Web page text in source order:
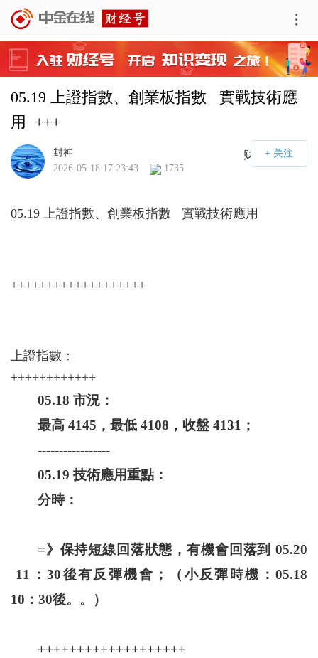
05.19 上證指數、創業板指數   實戰技術應
用  +++
财经号APP
封神
2026-05-18 17:23:43
1735
05.19 上證指數、創業板指數 實戰技術應用
+++++++++++++++++++
上證指數：
++++++++++++
05.18 市況：
最高 4145，最低 4108，收盤 4131；
-----------------
05.19 技術應用重點：
分時：
=》保持短線回落狀態，有機會回落到 05.20
11：30後有反彈機會；（小反彈時機：05.18
10：30後。。）
+++++++++++++++++++